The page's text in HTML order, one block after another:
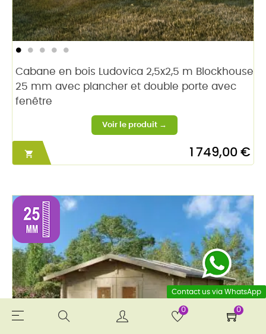
0 0
Toggle
☰
Cabane en bois Ludovica 2,5x2,5 m Blockhouse
25 mm avec plancher et double porte avec
fenêtre
 1 749,00 €
Contact us via WhatsApp